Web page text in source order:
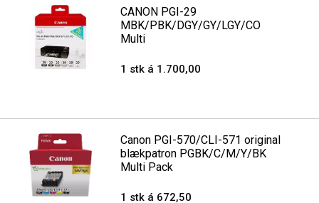
CANON PGI-29
MBK/PBK/DGY/GY/LGY/CO
Multi
1 stk á 1.700,00
Canon PGI-570/CLI-571 original
blækpatron PGBK/C/M/Y/BK
Multi Pack
1 stk á 672,50